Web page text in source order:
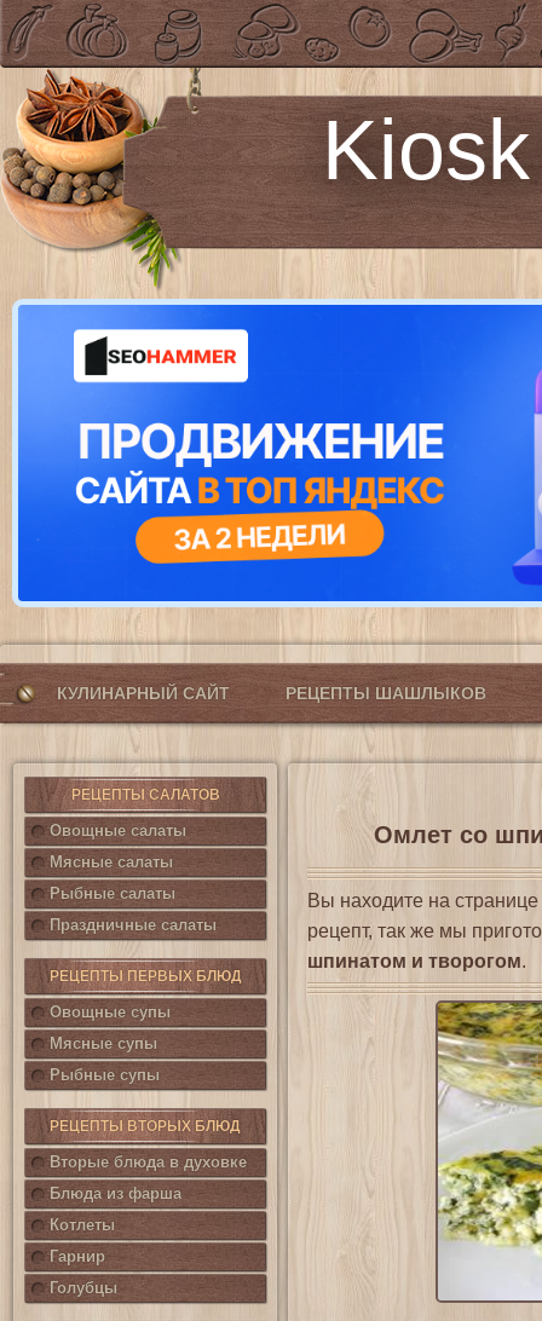
КУЛИНАРНЫЙ САЙТ РЕЦЕПТЫ ШАШЛЫКОВ
РЕЦЕПТЫ САЛАТОВ
Овощные салаты
Мясные салаты
Рыбные салаты
Праздничные салаты
РЕЦЕПТЫ ПЕРВЫХ БЛЮД
Овощные супы
Мясные супы
Рыбные супы
РЕЦЕПТЫ ВТОРЫХ БЛЮД
Вторые блюда в духовке
Блюда из фарша
Котлеты
Гарнир
Голубцы
Омлет со
Вы находите на странице
рецепт, так же мы
шпинатом и творогом.